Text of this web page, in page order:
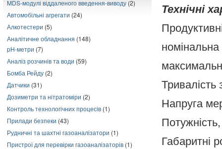
MDS-модулі віддаленого введення-виводу (2)
Автомобільні агрегати (24)
Алкотестери (5)
Аналітичне обладнання (148)
pH-метри (7)
Аналіз розчинів та води (59)
Бомба Рейду (2)
Датчики (31)
Дозиметри та нітратоміри (2)
Контроль технологічних процесів (1)
Прилади безпеки (43)
Рудничні та шахтні газоаналізатори (1)
Пристрої для перевірки газоаналізаторів (1)
Технічні
номінальна
Тривалість
Напруга
Габаритні